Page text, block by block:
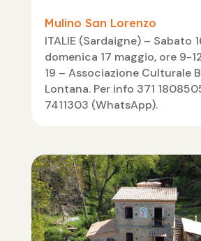
Mulino San Lorenzo
ITALIE (Sardaigne) – Sabato
domenica 17 maggio, ore 9-
19 – Associazione Culturale
Lontana. Per info 371
7411303 (WhatsApp).